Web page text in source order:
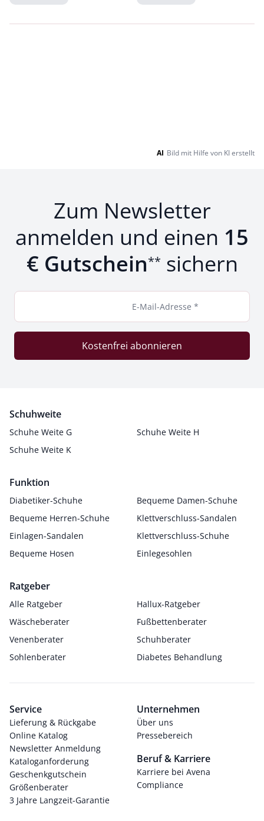
AI Bild mit Hilfe von KI erstellt
Zum Newsletter
anmelden und einen 15
€ Gutschein** sichern
E-Mail-Adresse *
Kostenfrei abonnieren
Schuhweite
Schuhe Weite G
Schuhe Weite H
Schuhe Weite K
Funktion
Diabetiker-Schuhe
Bequeme Damen-Schuhe
Bequeme Herren-Schuhe
Klettverschluss-Sandalen
Einlagen-Sandalen
Klettverschluss-Schuhe
Bequeme Hosen
Einlegesohlen
Ratgeber
Alle Ratgeber
Hallux-Ratgeber
Wäscheberater
Fußbettenberater
Venenberater
Schuhberater
Sohlenberater
Diabetes Behandlung
Service
Lieferung & Rückgabe
Online Katalog
Newsletter Anmeldung
Kataloganforderung
Geschenkgutschein
Größenberater
3 Jahre Langzeit-Garantie
Unternehmen
Über uns
Pressebereich
Beruf & Karriere
Karriere bei Avena
Compliance